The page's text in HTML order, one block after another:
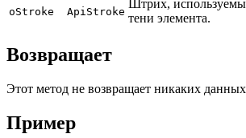
oStroke ApiStroke
Штрих,
тени элемента.
Возвращает
Этот метод не возвращает никаких
Пример